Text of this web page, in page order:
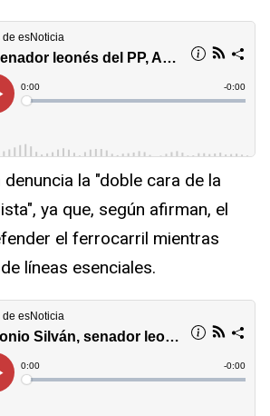
la "doble cara de la
ya que, según afirman, el
el ferrocarril mientras
líneas esenciales.